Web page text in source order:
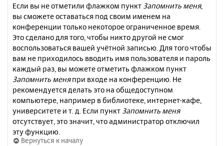
Если вы не отметили флажком пункт Запомнить меня,
вы сможете оставаться под своим именем на
конференции только некоторое ограниченное время.
Это сделано для того, чтобы никто другой не смог
воспользоваться вашей учётной записью. Для того чтобы
вам не приходилось вводить имя пользователя и пароль
каждый раз, вы можете отметить флажком пункт
Запомнить меняпри входе на конференцию. Не
рекомендуется делать это на общедоступном
компьютере, например в библиотеке, интернет-кафе,
университете и т. д. Если пункт Запомнить меня
отсутствует, это значит, что администратор отключил
эту функцию.
Вернуться к началу